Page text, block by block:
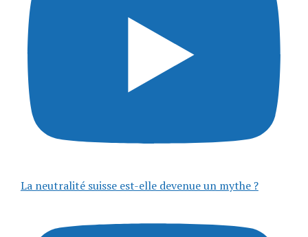
La neutralité suisse est-elle devenue un mythe ?